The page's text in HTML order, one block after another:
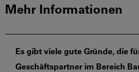
Mehr Informationen
Es gibt viele gute Gründe, die
Geschäftspartner im Bereich